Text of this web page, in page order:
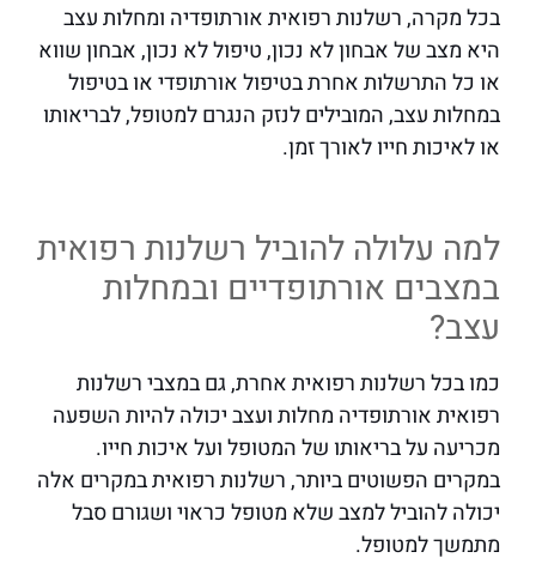
בכל מקרה, רשלנות רפואית אורתופדיה ומחלות עצב
היא מצב של אבחון לא נכון, טיפול לא נכון, אבחון שווא
או כל התרשלות אחרת בטיפול אורתופדי או בטיפול
במחלות עצב, המובילים לנזק הנגרם למטופל, לבריאותו
או לאיכות חייו לאורך זמן.
למה עלולה להוביל רשלנות רפואית
במצבים אורתופדיים ובמחלות
עצב?
כמו בכל רשלנות רפואית אחרת, גם במצבי רשלנות
רפואית אורתופדיה מחלות ועצב יכולה להיות השפעה
מכריעה על בריאותו של המטופל ועל איכות חייו.
במקרים הפשוטים ביותר, רשלנות רפואית במקרים אלה
יכולה להוביל למצב שלא מטופל כראוי ושגורם סבל
מתמשך למטופל.